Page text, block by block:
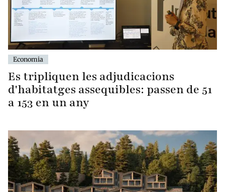
Economia
Es tripliquen les adjudicacions
d'habitatges assequibles: passen de 51
a 153 en un any